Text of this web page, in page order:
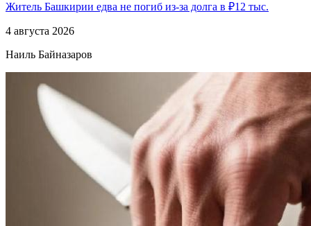
Житель Башкирии едва не погиб из-за долга в ₽12 тыс.
4 августа 2026
Наиль Байназаров